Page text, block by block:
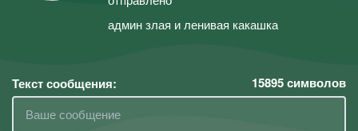
админ злая и ленивая какашка
Текст сообщения: 15895символов